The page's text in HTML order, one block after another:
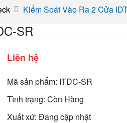
Kiểm Soát Vào Ra 2 Cửa
SR
Liên hệ
Mã sản phẩm: ITDC-SR
Tình trạng: Còn Hàng
Xuất xứ: Đang cập nhật